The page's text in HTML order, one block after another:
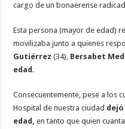
cargo de un bonaerense
Esta persona (mayor de edad)
movilizaba junto a quienes
Gutiérrez (34), Bersabet
edad.
Consecuentemente, pese a los
Hospital de nuestra ciudad dejó
edad, en tanto que quien